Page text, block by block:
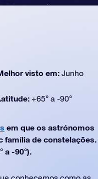
visto em: Junho
+65° a -90°
em que os astrónomos
família de constelações.
a -90°).